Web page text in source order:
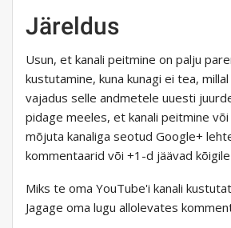
Järeldus
Usun, et kanali peitmine on palju
kustutamine, kuna kunagi ei tea,
vajadus selle andmetele uuesti
pidage meeles, et kanali peitmine
mõjuta kanaliga seotud Google+
kommentaarid või +1-d jäävad
Miks te oma YouTube'i kanali
Jagage oma lugu allolevates